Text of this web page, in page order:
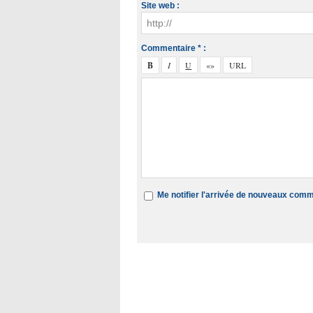
Site web :
Commentaire * :
Me notifier l'arrivée de nouveaux